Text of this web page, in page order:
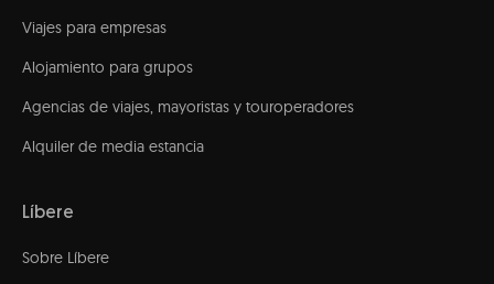
Viajes para empresas
Alojamiento para grupos
Agencias de viajes, mayoristas y touroperadores
Alquiler de media estancia
Líbere
Sobre Líbere